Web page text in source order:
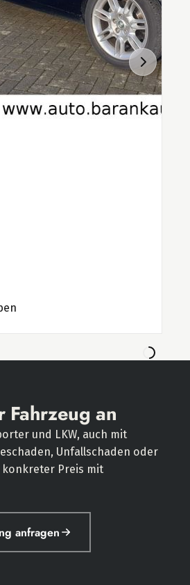
an
und LKW, auch mit
Unfallschaden oder
konkreter Preis mit
anfragen